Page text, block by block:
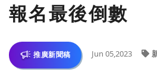
報名最後倒數
推廣新聞稿 Jun 05,2023